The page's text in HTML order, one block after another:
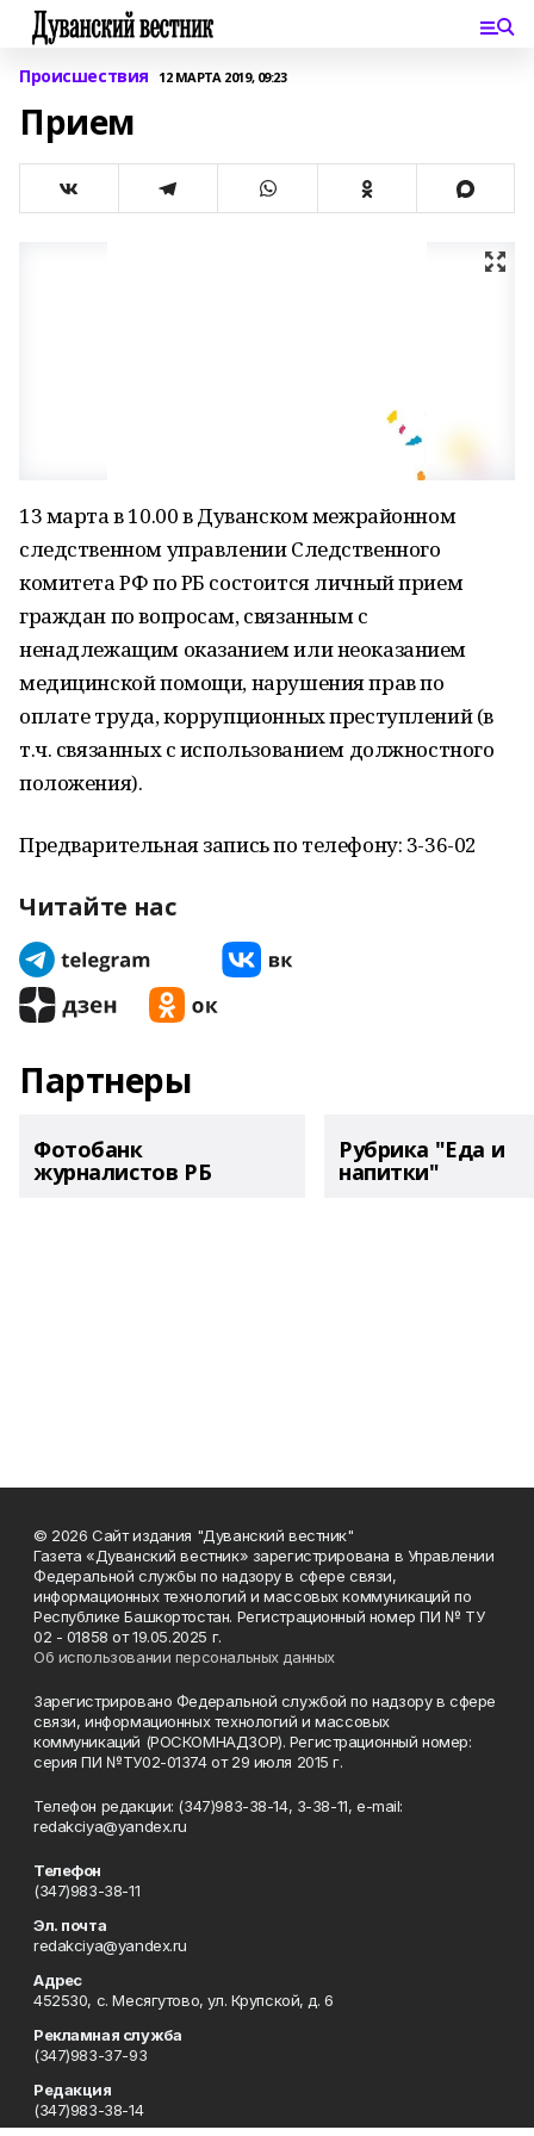
Происшествия 12 МАРТА 2019, 09:23
Прием
13 марта в 10.00 в Дуванском межрайонном
следственном управлении Следственного
комитета РФ по РБ состоится личный прием
граждан по вопросам, связанным с
ненадлежащим оказанием или неоказанием
медицинской помощи, нарушения прав по
оплате труда, коррупционных преступлений (в
т.ч. связанных с использованием должностного
положения).
Предварительная запись по телефону: 3-36-02
Читайте нас
Партнеры
Фотобанк
журналистов РБ
Рубрика "Еда и
напитки"
© 2026 Сайт издания "Дуванский вестник"
Газета «Дуванский вестник» зарегистрирована в Управлении
Федеральной службы по надзору в сфере связи,
информационных технологий и массовых коммуникаций по
Республике Башкортостан. Регистрационный номер ПИ № ТУ
02 - 01858 от 19.05.2025 г.
Об использовании персональных данных
Зарегистрировано Федеральной службой по надзору в сфере
связи, информационных технологий и массовых
коммуникаций (РОСКОМНАДЗОР). Регистрационный номер:
серия ПИ №ТУ02-01374 от 29 июля 2015 г.
Телефон редакции: (347)983-38-14, 3-38-11, e-mail:
redakciya@yandex.ru
Телефон
(347)983-38-11
Эл. почта
redakciya@yandex.ru
Адрес
452530, с. Месягутово, ул. Крупской, д. 6
Рекламная служба
(347)983-37-93
Редакция
(347)983-38-14